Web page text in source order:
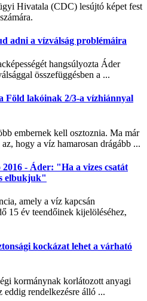
Hivatala (CDC) lesújtó képet fest
adni a vízválság problémáira
hangsúlyozta Áder
összefüggésben a ...
Föld lakóinak 2/3-a vízhiánnyal
embernek kell osztoznia. Ma már
hogy a víz hamarosan drágább ...
- Áder: "Ha a vizes csatát
elbukjuk"
amely a víz kapcsán
15 év teendőinek kijelöléséhez,
kockázat lehet a várható
kormánynak korlátozott anyagi
eddig rendelkezésre álló ...